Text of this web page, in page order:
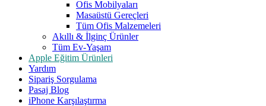
Ofis Mobilyaları
Masaüstü Gereçleri
Tüm Ofis Malzemeleri
Akıllı & İlginç Ürünler
Tüm Ev-Yaşam
Apple Eğitim Ürünleri
Yardım
Sipariş Sorgulama
Pasaj Blog
iPhone Karşılaştırma